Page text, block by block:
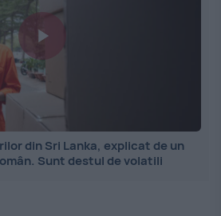
din Sri Lanka, explicat de un
Sunt destul de volatili